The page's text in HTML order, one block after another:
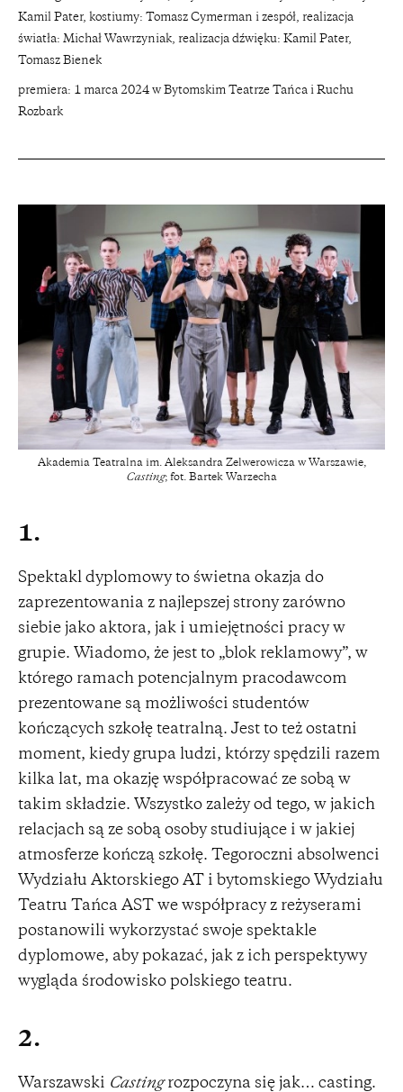
Kamil Pater, kostiumy: Tomasz Cymerman i zespół, realizacja
światła: Michał Wawrzyniak, realizacja dźwięku: Kamil Pater,
Tomasz Bienek
premiera: 1 marca 2024 w Bytomskim Teatrze Tańca i Ruchu
Rozbark
Akademia Teatralna im. Aleksandra Zelwerowicza w Warszawie,
Casting; fot. Bartek Warzecha
1.
Spektakl dyplomowy to świetna okazja do
zaprezentowania z najlepszej strony zarówno
siebie jako aktora, jak i umiejętności pracy w
grupie. Wiadomo, że jest to „blok reklamowy”, w
którego ramach potencjalnym pracodawcom
prezentowane są możliwości studentów
kończących szkołę teatralną. Jest to też ostatni
moment, kiedy grupa ludzi, którzy spędzili razem
kilka lat, ma okazję współpracować ze sobą w
takim składzie. Wszystko zależy od tego, w jakich
relacjach są ze sobą osoby studiujące i w jakiej
atmosferze kończą szkołę. Tegoroczni absolwenci
Wydziału Aktorskiego AT i bytomskiego Wydziału
Teatru Tańca AST we współpracy z reżyserami
postanowili wykorzystać swoje spektakle
dyplomowe, aby pokazać, jak z ich perspektywy
wygląda środowisko polskiego teatru.
2.
Warszawski Castingrozpoczyna się jak… casting.